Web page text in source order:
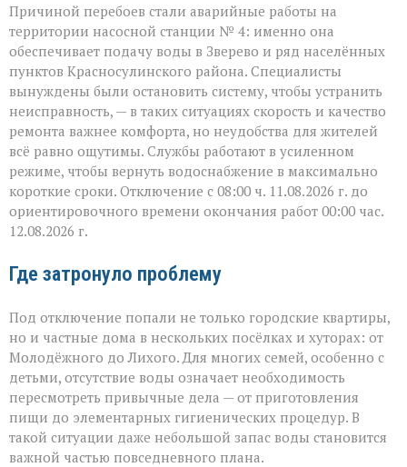
Причиной перебоев стали аварийные работы на
территории насосной станции № 4: именно она
обеспечивает подачу воды в Зверево и ряд населённых
пунктов Красносулинского района. Специалисты
вынуждены были остановить систему, чтобы устранить
неисправность, — в таких ситуациях скорость и качество
ремонта важнее комфорта, но неудобства для жителей
всё равно ощутимы. Службы работают в усиленном
режиме, чтобы вернуть водоснабжение в максимально
короткие сроки. Отключение с 08:00 ч. 11.08.2026 г. до
ориентировочного времени окончания работ 00:00 час.
12.08.2026 г.
Где затронуло проблему
Под отключение попали не только городские квартиры,
но и частные дома в нескольких посёлках и хуторах: от
Молодёжного до Лихого. Для многих семей, особенно с
детьми, отсутствие воды означает необходимость
пересмотреть привычные дела — от приготовления
пищи до элементарных гигиенических процедур. В
такой ситуации даже небольшой запас воды становится
важной частью повседневного плана.